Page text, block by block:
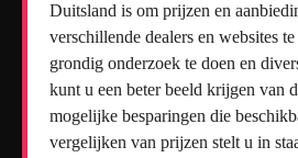
Duitsland is om prijzen en
verschillende dealers en websites
grondig onderzoek te doen en
kunt u een beter beeld krijgen van
mogelijke besparingen die
vergelijken van prijzen stelt u in